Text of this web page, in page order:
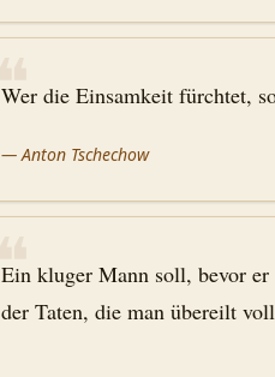
❝
Wer die Einsamkeit fürchtet,
—Anton Tschechow
❝
Ein kluger Mann soll, bevor er
der Taten, die man übereilt